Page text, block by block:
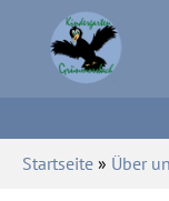
Startseite » Über